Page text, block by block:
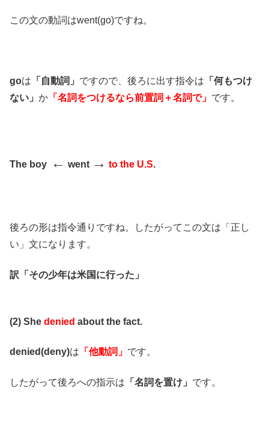
この文の動詞はwent(go)ですね。
goは 「自動詞」 ですので、後ろに出す指令は 「何もつけ
ない」 か 「名詞をつけるなら前置詞＋名詞で」 です。
The boy ← went → to the U.S.
後ろの形は指令通りですね。したがってこの文は「正し
い」文になります。
訳「その少年は米国に行った」
(2) She denied about the fact.
denied(deny)は 「他動詞」 です。
したがって後ろへの指示は 「名詞を置け」 です。